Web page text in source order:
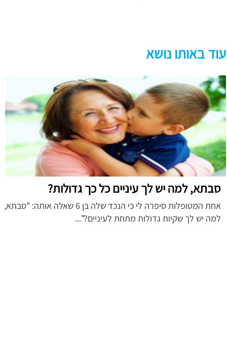
עוד באותו נושא
סבתא, למה יש לך עיניים כל כך גדולות?
אחת המטופלות סיפרה לי כי הנכד שלה בן 6 שאלה אותה: "סבתא,
למה יש לך שקיות גדולות מתחת לעיניים?"...